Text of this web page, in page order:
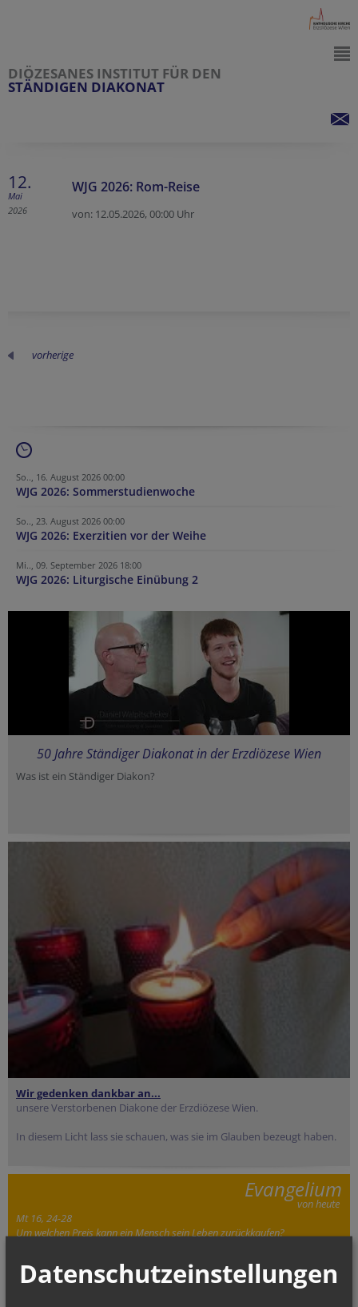
DIÖZESANES INSTITUT FÜR DEN
STÄNDIGEN DIAKONAT
12.
Mai
2026
WJG 2026: Rom-Reise
von: 12.05.2026,00:00 Uhr
vorherige
So.., 16. August 2026 00:00
WJG 2026: Sommerstudienwoche
So.., 23. August 2026 00:00
WJG 2026: Exerzitien vor der Weihe
Mi.., 09. September 2026 18:00
WJG 2026: Liturgische Einübung 2
50 Jahre Ständiger Diakonat in der Erzdiözese Wien
Was ist ein Ständiger Diakon?
Wir gedenken dankbar an...
unsere Verstorbenen Diakone der Erzdiözese Wien.
In diesem Licht lass sie schauen, was sie im Glauben bezeugt haben.
Evangelium
von heute
Mt 16, 24-28
Um welchen Preis kann ein Mensch sein Leben zurückkaufen?
Datenschutzeinstellungen